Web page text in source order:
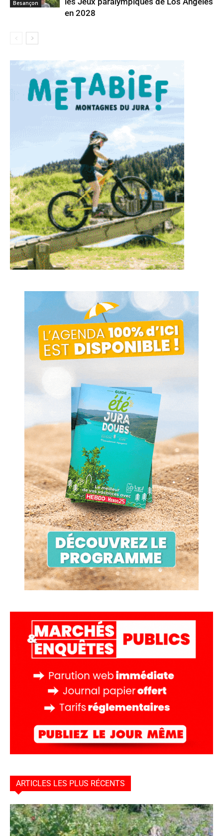
Besançon
en 2028
ARTICLES LES PLUS RÉCENTS